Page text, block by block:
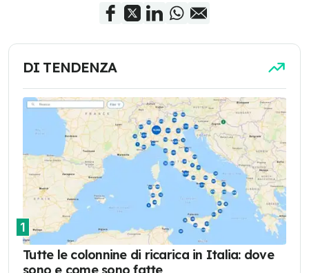
DI TENDENZA
1
Tutte le colonnine di ricarica in Italia: dove